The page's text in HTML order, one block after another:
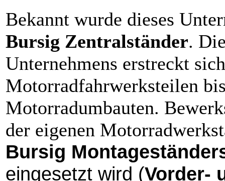
Bekannt wurde dieses
Bursig Zentralständer.
Unternehmens erstreckt
Motorradfahrwerksteilen
Motorradumbauten.
der eigenen
Bursig
eingesetzt wird (Vorder-